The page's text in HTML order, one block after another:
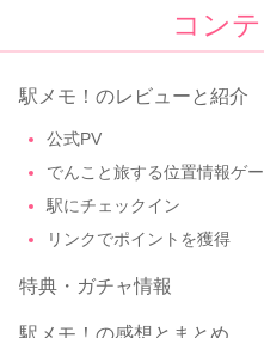
コン
駅メモ！のレビューと紹介
公式PV
でんこと旅する位置情報ゲ
駅にチェックイン
リンクでポイントを獲得
特典・ガチャ情報
駅メモ！の感想とまとめ